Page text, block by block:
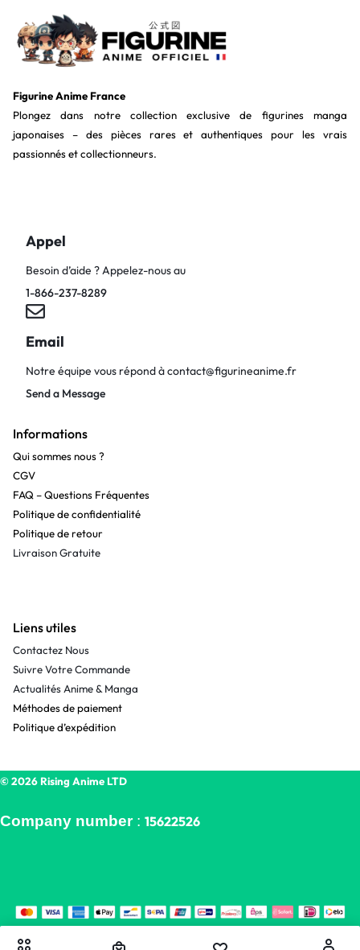
Figurine Anime France
Plongez dans notre collection exclusive de figurines manga
japonaises – des pièces rares et authentiques pour les vrais
passionnés et collectionneurs.
Appel
Besoin d’aide ? Appelez-nous au
1-866-237-8289
Email
Notre équipe vous répond àcontact@figurineanime.fr
Send a Message
Informations
Qui sommes nous ?
CGV
FAQ – Questions Fréquentes
Politique de confidentialité
Politique de retour
Livraison Gratuite
Liens utiles
Contactez Nous
Suivre Votre Commande
Actualités Anime & Manga
Méthodes de paiement
Politique d’expédition
© 2026 Rising Anime LTD
Company number: 15622526